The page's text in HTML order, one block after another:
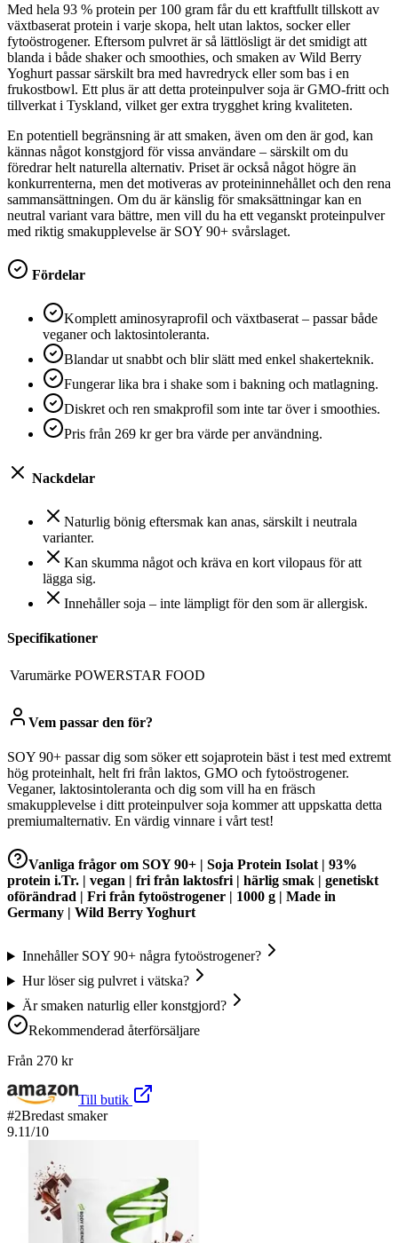
Med hela 93 % protein per 100 gram får du ett kraftfullt tillskott av
växtbaserat protein i varje skopa, helt utan laktos, socker eller
fytoöstrogener. Eftersom pulvret är så lättlösligt är det smidigt att
blanda i både shaker och smoothies, och smaken av Wild Berry
Yoghurt passar särskilt bra med havredryck eller som bas i en
frukostbowl. Ett plus är att detta proteinpulver soja är GMO-fritt och
tillverkat i Tyskland, vilket ger extra trygghet kring kvaliteten.
En potentiell begränsning är att smaken, även om den är god, kan
kännas något konstgjord för vissa användare – särskilt om du
föredrar helt naturella alternativ. Priset är också något högre än
konkurrenterna, men det motiveras av proteininnehållet och den rena
sammansättningen. Om du är känslig för smaksättningar kan en
neutral variant vara bättre, men vill du ha ett veganskt proteinpulver
med riktig smakupplevelse är SOY 90+ svårslaget.
Fördelar
Komplett aminosyraprofil och växtbaserat – passar både
veganer och laktosintoleranta.
Blandar ut snabbt och blir slätt med enkel shakerteknik.
Fungerar lika bra i shake som i bakning och matlagning.
Diskret och ren smakprofil som inte tar över i smoothies.
Pris från 269 kr ger bra värde per användning.
Nackdelar
Naturlig bönig eftersmak kan anas, särskilt i neutrala
varianter.
Kan skumma något och kräva en kort vilopaus för att
lägga sig.
Innehåller soja – inte lämpligt för den som är allergisk.
Specifikationer
Varumärke POWERSTAR FOOD
Vem passar den för?
SOY 90+ passar dig som söker ett sojaprotein bäst i test med extremt
hög proteinhalt, helt fri från laktos, GMO och fytoöstrogener.
Veganer, laktosintoleranta och dig som vill ha en fräsch
smakupplevelse i ditt proteinpulver soja kommer att uppskatta detta
premiumalternativ. En värdig vinnare i vårt test!
Vanliga frågor om SOY 90+ | Soja Protein Isolat | 93%
protein i.Tr. | vegan | fri från laktosfri | härlig smak | genetiskt
oförändrad | Fri från fytoöstrogener | 1000 g | Made in
Germany | Wild Berry Yoghurt
Innehåller SOY 90+ några fytoöstrogener?
Hur löser sig pulvret i vätska?
Är smaken naturlig eller konstgjord?
Rekommenderad återförsäljare
Från 270 kr
Till butik
#2Bredast smaker
9.11/10